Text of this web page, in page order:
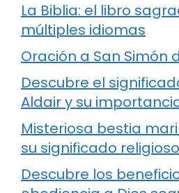
La Biblia: el libro
múltiples idiomas
Oración a San Simón
Descubre el
Aldair y su
Misteriosa bestia
su significado religioso
Descubre los